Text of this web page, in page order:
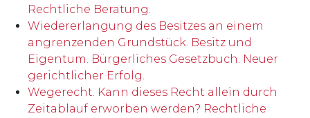
Rechtliche Beratung.
Wiedererlangung des Besitzes an einem
angrenzenden Grundstück. Besitz und
Eigentum. Bürgerliches Gesetzbuch. Neuer
gerichtlicher Erfolg.
Wegerecht. Kann dieses Recht allein durch
Zeitablauf erworben werden? Rechtliche